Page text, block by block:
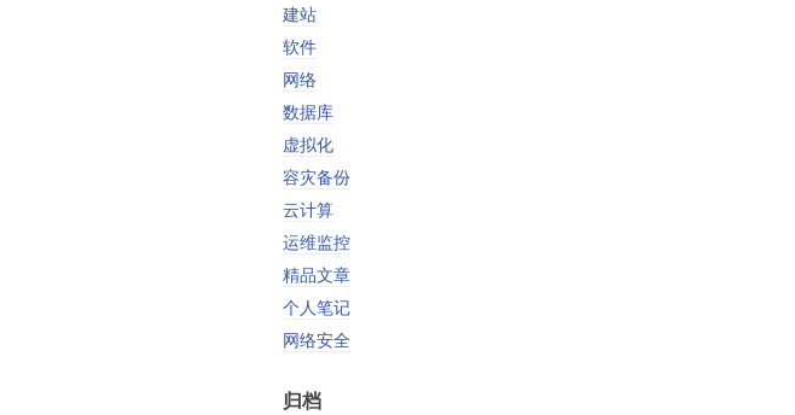
建站
软件
网络
数据库
虚拟化
容灾备份
云计算
运维监控
精品文章
个人笔记
网络安全
归档